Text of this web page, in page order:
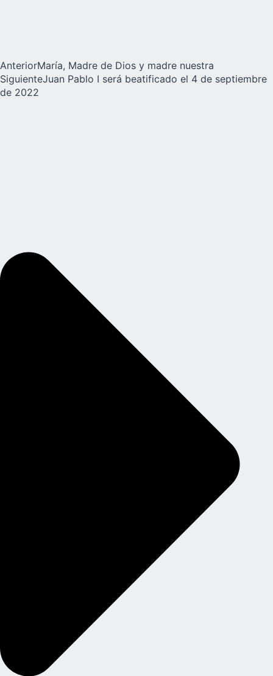
AnteriorMaría, Madre de Dios y madre nuestra
SiguienteJuan Pablo I será beatificado el 4 de septiembre
de 2022